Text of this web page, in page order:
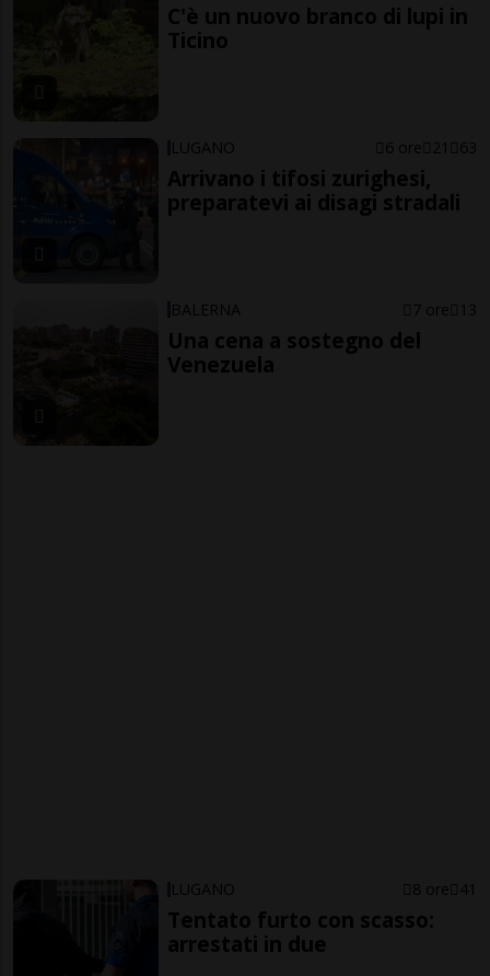
C'è un nuovo branco di lupi in
Ticino
LUGANO 6 ore 21 63
Arrivano i tifosi zurighesi,
preparatevi ai disagi stradali
BALERNA 7 ore 13
Una cena a sostegno del
Venezuela
LUGANO 8 ore 41
Tentato furto con scasso:
arrestati in due